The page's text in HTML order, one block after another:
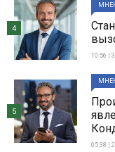
10:56 |
4
05:38 |
5